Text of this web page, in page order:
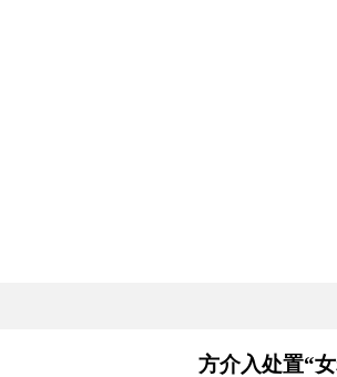
方介入处置“